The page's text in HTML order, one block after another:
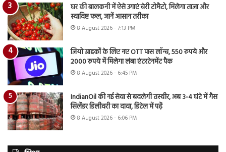
घर की बालकनी में ऐसे उगाएं चेरी टोमैटो, मिलेगा ताजा और
स्वादिष्ट फल, जानें आसान तरीका
8 August 2026 - 7:13 PM
जियो ग्राहकों के लिए नए OTT पास लॉन्च, 550 रुपये और
2000 रुपये में मिलेगा लंबा एंटरटेनमेंट पैक
8 August 2026 - 6:45 PM
IndianOil की नई सेवा से बदलेगी तस्वीर, अब 3-4 घंटे में गैस
सिलेंडर डिलीवरी का दावा, डिटेल में पढ़ें
8 August 2026 - 6:06 PM